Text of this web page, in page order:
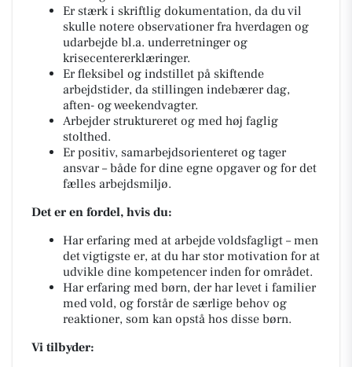
Er stærk i skriftlig dokumentation, da du vil
skulle notere observationer fra hverdagen og
udarbejde bl.a. underretninger og
krisecentererklæringer.
Er fleksibel og indstillet på skiftende
arbejdstider, da stillingen indebærer dag,
aften- og weekendvagter.
Arbejder struktureret og med høj faglig
stolthed.
Er positiv, samarbejdsorienteret og tager
ansvar – både for dine egne opgaver og for det
fælles arbejdsmiljø.
Det er en fordel, hvis du:
Har erfaring med at arbejde voldsfagligt – men
det vigtigste er, at du har stor motivation for at
udvikle dine kompetencer inden for området.
Har erfaring med børn, der har levet i familier
med vold, og forstår de særlige behov og
reaktioner, som kan opstå hos disse børn.
Vi tilbyder: